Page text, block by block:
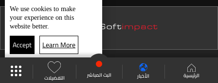
الرئيسية الأخبار البث المباشر التفضيلات
We use cookies to make
your experience on this
website better.
Accept
Learn More
موقع البرامج
جدول البرامج البث المباشر